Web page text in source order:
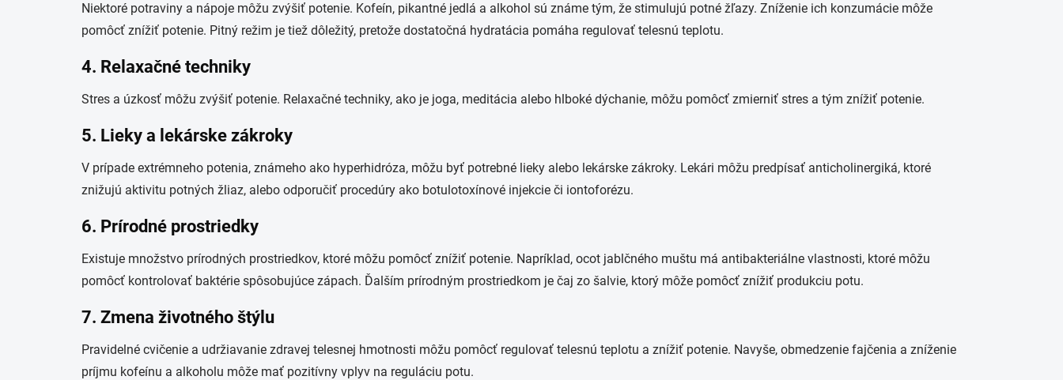
Niektoré potraviny a nápoje môžu zvýšiť potenie. Kofeín, pikantné jedlá a alkohol sú známe tým, že stimulujú potné žľazy. Zníženie ich konzumácie môže
pomôcť znížiť potenie. Pitný režim je tiež dôležitý, pretože dostatočná hydratácia pomáha regulovať telesnú teplotu.
4. Relaxačné techniky
Stres a úzkosť môžu zvýšiť potenie. Relaxačné techniky, ako je joga, meditácia alebo hlboké dýchanie, môžu pomôcť zmierniť stres a tým znížiť potenie.
5. Lieky a lekárske zákroky
V prípade extrémneho potenia, známeho ako hyperhidróza, môžu byť potrebné lieky alebo lekárske zákroky. Lekári môžu predpísať anticholinergiká, ktoré
znižujú aktivitu potných žliaz, alebo odporučiť procedúry ako botulotoxínové injekcie či iontoforézu.
6. Prírodné prostriedky
Existuje množstvo prírodných prostriedkov, ktoré môžu pomôcť znížiť potenie. Napríklad, ocot jablčného muštu má antibakteriálne vlastnosti, ktoré môžu
pomôcť kontrolovať baktérie spôsobujúce zápach. Ďalším prírodným prostriedkom je čaj zo šalvie, ktorý môže pomôcť znížiť produkciu potu.
7. Zmena životného štýlu
Pravidelné cvičenie a udržiavanie zdravej telesnej hmotnosti môžu pomôcť regulovať telesnú teplotu a znížiť potenie. Navyše, obmedzenie fajčenia a zníženie
príjmu kofeínu a alkoholu môže mať pozitívny vplyv na reguláciu potu.